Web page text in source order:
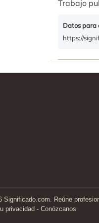
Trabajo
Datos para
https://
Significado.com. Reúne
privacidad - Conózcanos